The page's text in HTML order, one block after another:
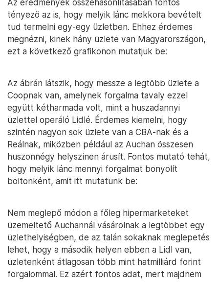
Az eredmények összehasonlításában fontos
tényező az is, hogy melyik lánc mekkora bevételt
tud termelni egy-egy üzletben. Ehhez érdemes
megnézni, kinek hány üzlete van Magyarországon,
ezt a következő grafikonon mutatjuk be:
Az ábrán látszik, hogy messze a legtöbb üzlete a
Coopnak van, amelynek forgalma tavaly ezzel
együtt kétharmada volt, mint a huszadannyi
üzlettel operáló Lidlé. Érdemes kiemelni, hogy
szintén nagyon sok üzlete van a CBA-nak és a
Reálnak, miközben például az Auchan összesen
huszonnégy helyszínen árusít. Fontos mutató tehát,
hogy melyik lánc mennyi forgalmat bonyolít
boltonként, amit itt mutatunk be:
Nem meglepő módon a főleg hipermarketeket
üzemeltető Auchannál vásárolnak a legtöbbet egy
üzlethelyiségben, de az talán sokaknak meglepetés
lehet, hogy a második helyen ebben a Lidl van,
üzletenként átlagosan több mint hatmilliárd forint
forgalommal. Ez azért fontos adat, mert majdnem